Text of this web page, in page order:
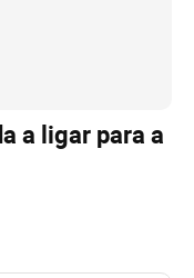
a ligar para a